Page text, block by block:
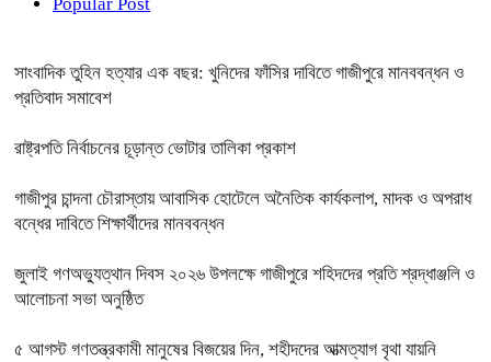
সাংবাদিক তুহিন হত্যার এক বছর: খুনিদের ফাঁসির দাবিতে গাজীপুরে মানববন্ধন ও
প্রতিবাদ সমাবেশ
রাষ্ট্রপতি নির্বাচনের চূড়ান্ত ভোটার তালিকা প্রকাশ
গাজীপুর চান্দনা চৌরাস্তায় আবাসিক হোটেলে অনৈতিক কার্যকলাপ, মাদক ও অপরাধ
বন্ধের দাবিতে শিক্ষার্থীদের মানববন্ধন
জুলাই গণঅভ্যুত্থান দিবস ২০২৬ উপলক্ষে গাজীপুরে শহিদদের প্রতি শ্রদ্ধাঞ্জলি ও
আলোচনা সভা অনুষ্ঠিত
৫ আগস্ট গণতন্ত্রকামী মানুষের বিজয়ের দিন, শহীদদের আত্মত্যাগ বৃথা যায়নি